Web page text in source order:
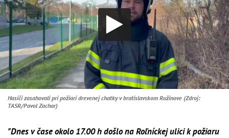
Hasiči zasahovali pri požiari drevenej chatky v bratislavskom Ružinove (Zdroj:
TASR/Pavol Zachar)
"Dnes v čase okolo 17.00 h došlo na Roľníckej ulici k požiaru